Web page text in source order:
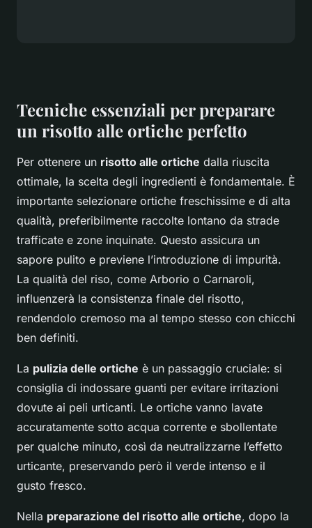
Tecniche essenziali per preparare
un risotto alle ortiche perfetto
Per ottenere un risotto alle ortiche dalla riuscita
ottimale, la scelta degli ingredienti è fondamentale. È
importante selezionare ortiche freschissime e di alta
qualità, preferibilmente raccolte lontano da strade
trafficate e zone inquinate. Questo assicura un
sapore pulito e previene l’introduzione di impurità.
La qualità del riso, come Arborio o Carnaroli,
influenzerà la consistenza finale del risotto,
rendendolo cremoso ma al tempo stesso con chicchi
ben definiti.
La pulizia delle ortiche è un passaggio cruciale: si
consiglia di indossare guanti per evitare irritazioni
dovute ai peli urticanti. Le ortiche vanno lavate
accuratamente sotto acqua corrente e sbollentate
per qualche minuto, così da neutralizzarne l’effetto
urticante, preservando però il verde intenso e il
gusto fresco.
Nella preparazione del risotto alle ortiche, dopo la